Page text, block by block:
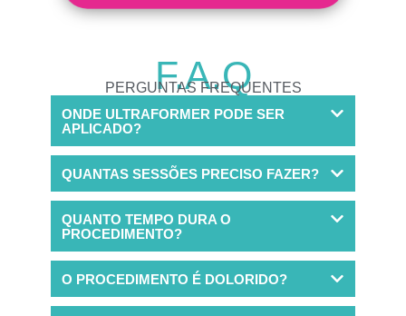
F.A.Q
PERGUNTAS FREQUENTES
ONDE ULTRAFORMER PODE SER
APLICADO?
QUANTAS SESSÕES PRECISO FAZER?
QUANTO TEMPO DURA O
PROCEDIMENTO?
O PROCEDIMENTO É DOLORIDO?